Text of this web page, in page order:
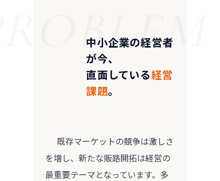
中小企業の経営者
が今、
直面している経営
課題。
を増し、新たな販路開拓は経営の
最重要テーマとなっています。多